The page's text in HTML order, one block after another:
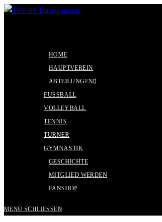
Zum
HOME
HAUPTVEREIN
ABTEILUNGEN
FUSSBALL
VOLLEYBALL
TENNIS
TURNER
GYMNASTIK
GESCHICHTE
MITGLIED WERDEN
FANSHOP
MENÜ SCHLIESSEN